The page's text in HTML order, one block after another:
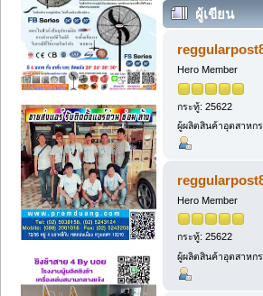
ผู้เขียน
Hero Member
กระทู้: 25622
ผู้ผลิตสินค้าอุตสาหก
Hero Member
กระทู้: 25622
ผู้ผลิตสินค้าอุตสาหก